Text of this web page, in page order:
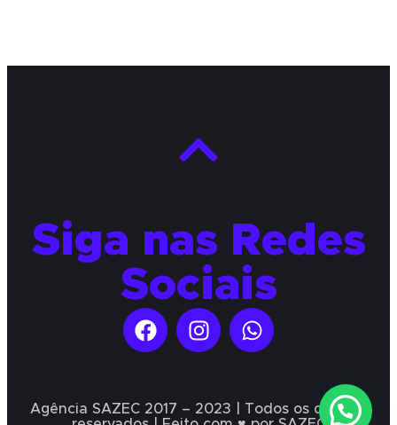
Siga nas Redes
Sociais
Agência SAZEC 2017 – 2023 | Todos os direitos